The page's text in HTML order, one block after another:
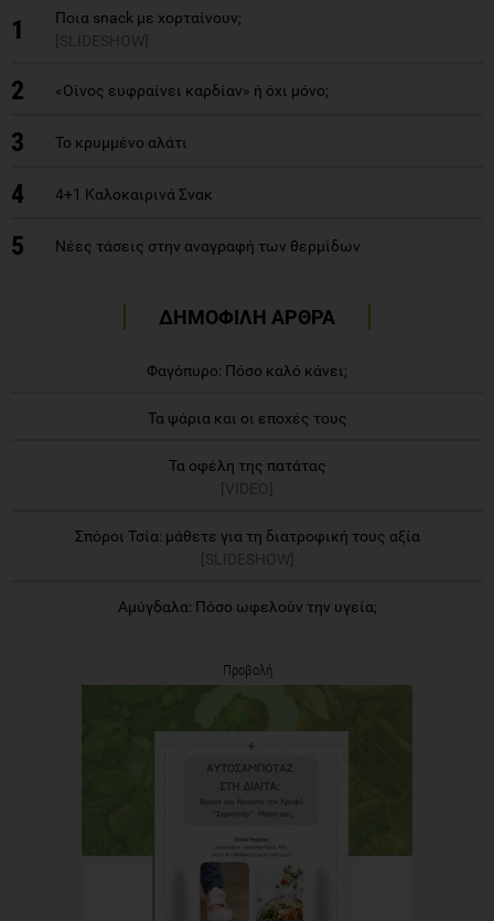
1
Ποια snack με χορταίνουν;
[SLIDESHOW]
2 «Οίνος ευφραίνει καρδίαν» ή όχι μόνο;
3 Το κρυμμένο αλάτι
4 4+1 Καλοκαιρινά Σνακ
5 Νέες τάσεις στην αναγραφή των θερμίδων
ΔΗΜΟΦΙΛΗ ΑΡΘΡΑ
Φαγόπυρο: Πόσο καλό κάνει;
Τα ψάρια και οι εποχές τους
Τα οφέλη της πατάτας
[VIDEO]
Σπόροι Τσία: μάθετε για τη διατροφική τους αξία
[SLIDESHOW]
Αμύγδαλα: Πόσο ωφελούν την υγεία;
Προβολή